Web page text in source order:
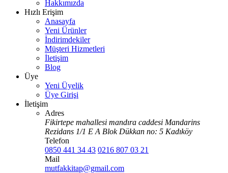
Hakkımızda
Hızlı Erişim
Anasayfa
Yeni Ürünler
İndirimdekiler
Müşteri Hizmetleri
İletişim
Blog
Üye
Yeni Üyelik
Üye Girişi
İletişim
Adres
Fikirtepe mahallesi mandıra caddesi Mandarins
Rezidans 1/1 E A Blok Dükkan no: 5 Kadıköy
Telefon
0850 441 34 43 0216 807 03 21
Mail
mutfakkitap@gmail.com